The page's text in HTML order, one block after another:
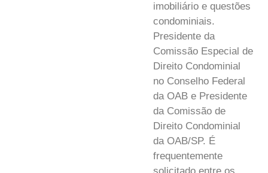
imobiliário e questões
condominiais.
Presidente da
Comissão Especial de
Direito Condominial
no Conselho Federal
da OAB e Presidente
da Comissão de
Direito Condominial
da OAB/SP. É
frequentemente